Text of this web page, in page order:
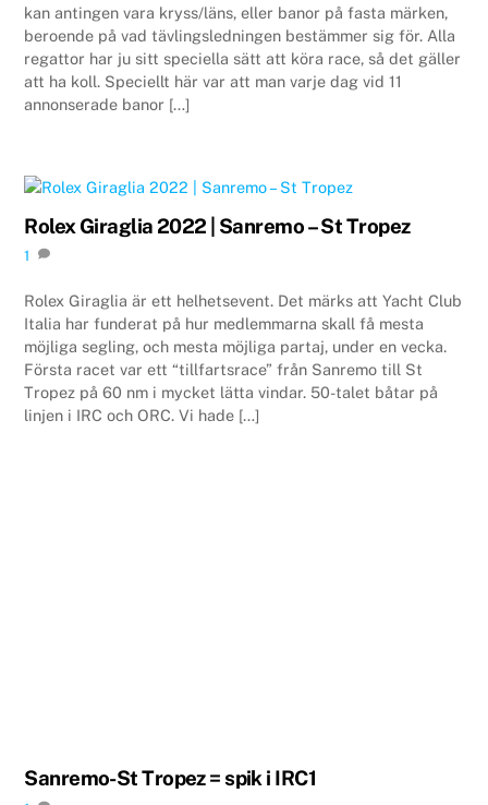
kan antingen vara kryss/läns, eller banor på fasta märken,
beroende på vad tävlingsledningen bestämmer sig för. Alla
regattor har ju sitt speciella sätt att köra race, så det gäller
att ha koll. Speciellt här var att man varje dag vid 11
annonserade banor […]
Rolex Giraglia 2022 | Sanremo – St Tropez
1
Rolex Giraglia är ett helhetsevent. Det märks att Yacht Club
Italia har funderat på hur medlemmarna skall få mesta
möjliga segling, och mesta möjliga partaj, under en vecka.
Första racet var ett “tillfartsrace” från Sanremo till St
Tropez på 60 nm i mycket lätta vindar. 50-talet båtar på
linjen i IRC och ORC. Vi hade […]
Sanremo-St Tropez = spik i IRC1